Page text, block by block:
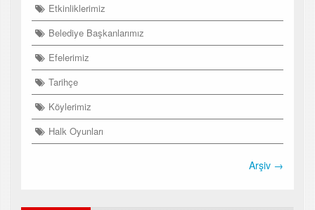
Etkinliklerimiz
Belediye Başkanlarımız
Efelerimiz
Tarihçe
Köylerimiz
Halk Oyunları
Arşiv →